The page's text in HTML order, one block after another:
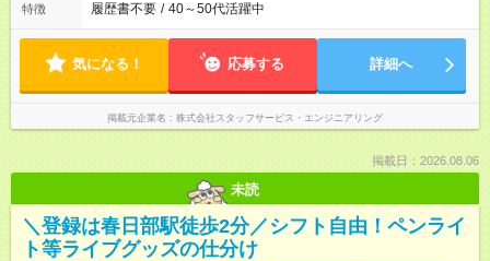
特徴 履歴書不要 / 40～50代活躍中
気になる！ 応募する 詳細へ
掲載元企業名 株式会社スタッフサービス・エンジニアリング
掲載日：2026.08.06
未読
＼登録は春日部駅徒歩2分／シフト自由！ペンライ
ト等ライブグッズの仕分け